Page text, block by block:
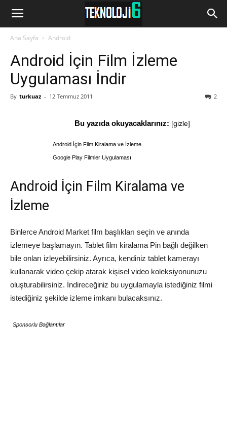
www.Teknoloji6.com
Ana Sayfa Android
Android İçin Film İzleme
Uygulaması İndir
By turkuaz - 12 Temmuz 2011 2
Bu yazıda okuyacaklarınız: [gizle]
Android İçin Film Kiralama ve İzleme
Google Play Filmler Uygulaması
Android İçin Film Kiralama ve
İzleme
Binlerce Android Market film başlıkları seçin ve anında
izlemeye başlamayın. Tablet film kiralama Pin bağlı değilken
bile onları izleyebilirsiniz. Ayrıca, kendiniz tablet kamerayı
kullanarak video çekip atarak kişisel video koleksiyonunuzu
oluşturabilirsiniz. İndireceğiniz bu uygulamayla istediğiniz filmi
istediğiniz şekilde izleme imkanı bulacaksınız.
Sponsorlu Bağlantılar